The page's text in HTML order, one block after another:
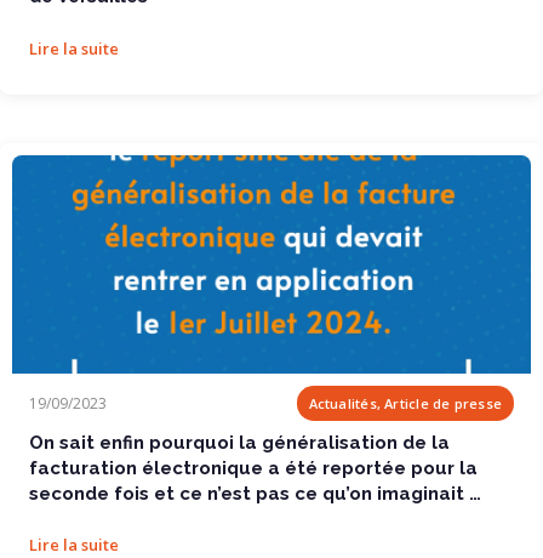
Lire la suite
On sait enfin pourquoi la généralisation de la...
19/09/2023 Actualités, Article de presse
On sait enfin pourquoi la généralisation de la
facturation électronique a été reportée pour la
seconde fois et ce n’est pas ce qu’on imaginait …
Lire la suite